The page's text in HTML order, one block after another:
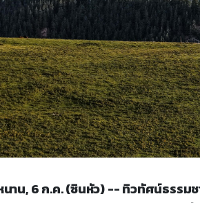
าน, 6 ก.ค. (ซินหัว) -- ทิวทัศน์ธรรมช